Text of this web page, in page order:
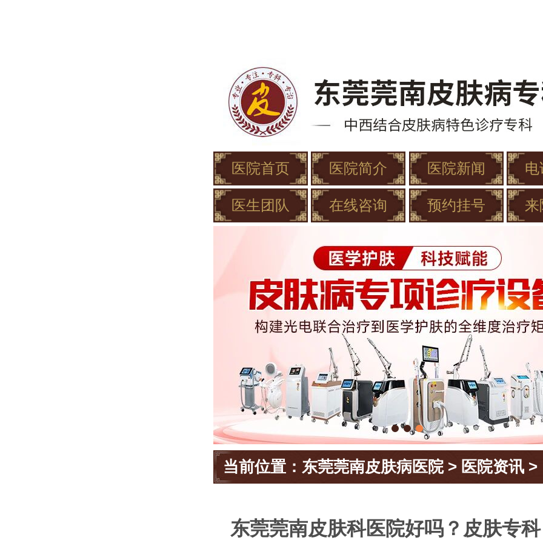
医院首页 医院简介 医院新闻 电
医生团队 在线咨询 预约挂号 来
当前位置： 东莞莞南皮肤病医院> 医院资讯 >
东莞莞南皮肤科医院好吗？皮肤专